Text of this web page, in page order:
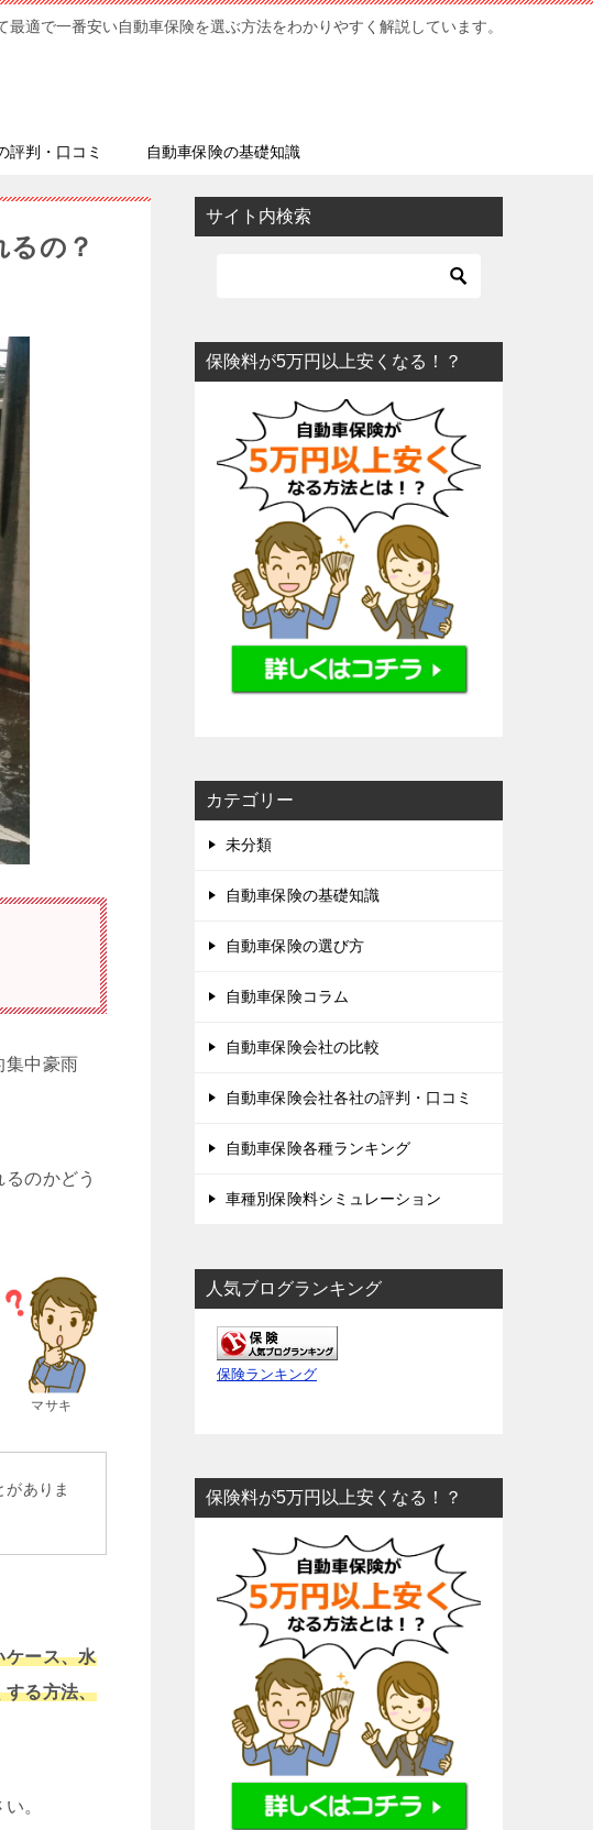
最適で一番安い自動車保険を選ぶ方法をわかりやすく解説しています。
評判・口コミ 自動車保険の基礎知識
るの？
集中豪雨
のかどう
マサキ
ありま
ケース、水
する方法、
。
サイト内検索
保険料が5万円以上安くなる！？
カテゴリー
未分類
自動車保険の基礎知識
自動車保険の選び方
自動車保険コラム
自動車保険会社の比較
自動車保険会社各社の評判・口コミ
自動車保険各種ランキング
車種別保険料シミュレーション
人気ブログランキング
保険ランキング
保険料が5万円以上安くなる！？